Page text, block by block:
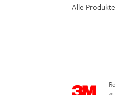
Alle Produkte